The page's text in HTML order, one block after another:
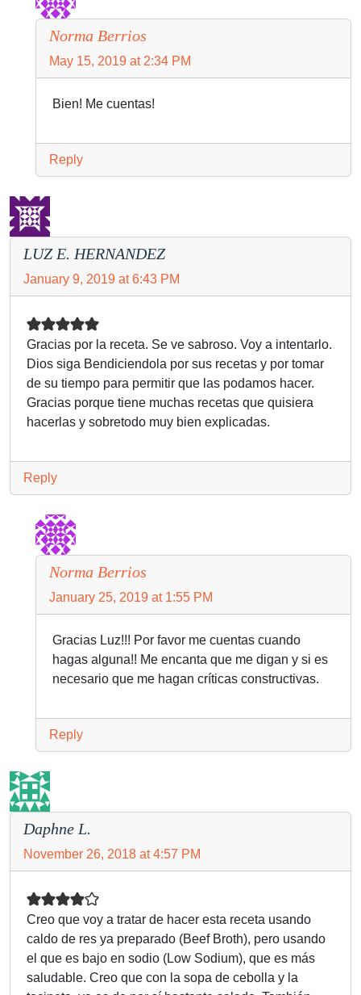
Norma Berrios
May 15, 2019 at 2:34 PM
Bien! Me cuentas!
Reply
LUZ E. HERNANDEZ
January 9, 2019 at 6:43 PM
Gracias por la receta. Se ve sabroso. Voy a intentarlo.
Dios siga Bendiciendola por sus recetas y por tomar
de su tiempo para permitir que las podamos hacer.
Gracias porque tiene muchas recetas que quisiera
hacerlas y sobretodo muy bien explicadas.
Reply
Norma Berrios
January 25, 2019 at 1:55 PM
Gracias Luz!!! Por favor me cuentas cuando
hagas alguna!! Me encanta que me digan y si es
necesario que me hagan críticas constructivas.
Reply
Daphne L.
November 26, 2018 at 4:57 PM
Creo que voy a tratar de hacer esta receta usando
caldo de res ya preparado (Beef Broth), pero usando
el que es bajo en sodio (Low Sodium), que es más
saludable. Creo que con la sopa de cebolla y la